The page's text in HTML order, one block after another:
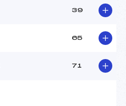
39
65
71